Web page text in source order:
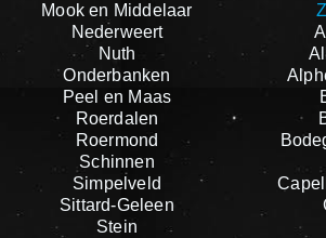
Mook en Middelaar
Nederweert
Nuth
Onderbanken
Peel en Maas
Roerdalen
Roermond
Schinnen
Simpelveld
Sittard-Geleen
Stein